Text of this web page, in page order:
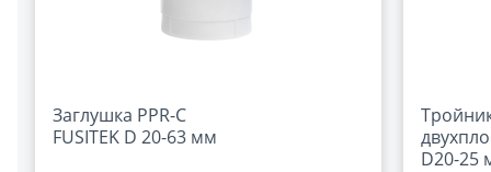
Заглушка PPR-C
FUSITEK D 20-63 мм
D20-25